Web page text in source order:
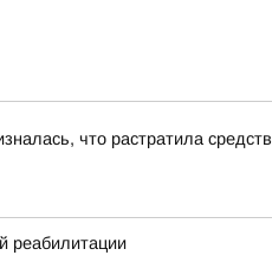
что растратила
реабилитации